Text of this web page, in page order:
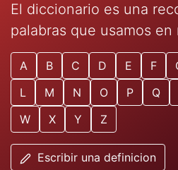
El diccionario es una
palabras que usamos en
A B C D E F
L
M N O P Q
W
X Y Z
Escribir una definicion